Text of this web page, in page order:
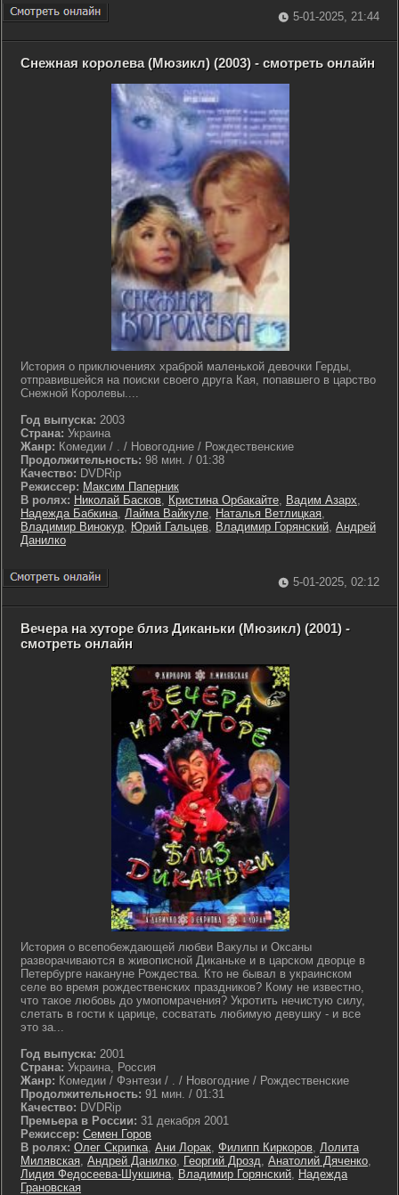
5-01-2025, 21:44
Снежная королева (Мюзикл) (2003) - смотреть онлайн
История о приключениях храброй маленькой девочки Герды,
отправившейся на поиски своего друга Кая, попавшего в царство
Снежной Королевы....
Год выпуска: 2003
Страна: Украина
Жанр: Комедии / . / Новогодние / Рождественские
Продолжительность: 98 мин. / 01:38
Качество: DVDRip
Режиссер: Максим Паперник
В ролях: Николай Басков, Кристина Орбакайте, Вадим Азарх,
Надежда Бабкина, Лайма Вайкуле, Наталья Ветлицкая,
Владимир Винокур, Юрий Гальцев, Владимир Горянский, Андрей
Данилко
5-01-2025, 02:12
Вечера на хуторе близ Диканьки (Мюзикл) (2001) -
смотреть онлайн
История о всепобеждающей любви Вакулы и Оксаны
разворачиваются в живописной Диканьке и в царском дворце в
Петербурге накануне Рождества. Кто не бывал в украинском
селе во время рождественских праздников? Кому не известно,
что такое любовь до умопомрачения? Укротить нечистую силу,
слетать в гости к царице, сосватать любимую девушку - и все
это за...
Год выпуска: 2001
Страна: Украина, Россия
Жанр: Комедии / Фэнтези / . / Новогодние / Рождественские
Продолжительность: 91 мин. / 01:31
Качество: DVDRip
Премьера в России: 31 декабря 2001
Режиссер: Семен Горов
В ролях: Олег Скрипка, Ани Лорак, Филипп Киркоров, Лолита
Милявская, Андрей Данилко, Георгий Дрозд, Анатолий Дяченко,
Лидия Федосеева-Шукшина, Владимир Горянский, Надежда
Грановская